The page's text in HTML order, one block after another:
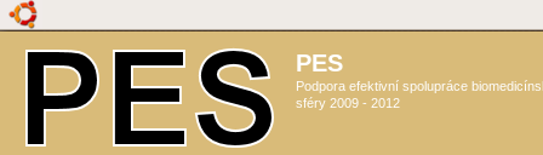
PES
Podpora efektivní spolupráce
sféry 2009 - 2012